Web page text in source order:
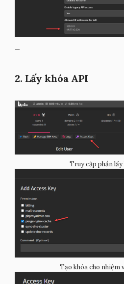
–
2. Lấy khóa API
Truy cập phần lấy
Tạo khóa cho nhiệm